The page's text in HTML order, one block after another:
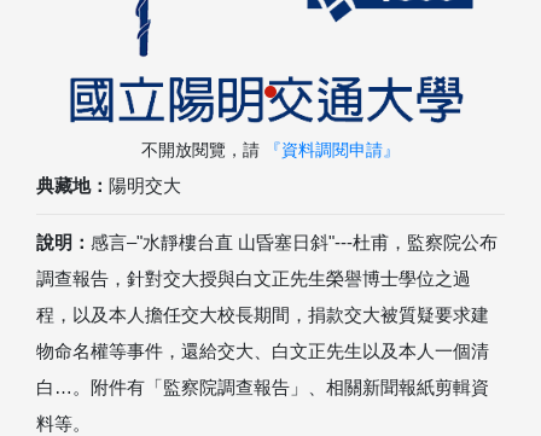
典藏地： 陽明交大
說明： 感言–"水靜樓台直 山昏塞日斜"---杜甫，監察院公布
調查報告，針對交大授與白文正先生榮譽博士學位之過
程，以及本人擔任交大校長期間，捐款交大被質疑要求建
物命名權等事件，還給交大、白文正先生以及本人一個清
白…。附件有「監察院調查報告」、相關新聞報紙剪輯資
料等。
不開放閱覽，請 『資料調閱申請』